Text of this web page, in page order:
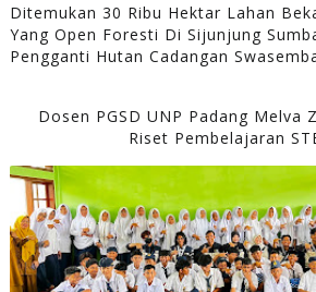
Ditemukan 30 Ribu Hektar Lahan
Yang Open Foresti Di Sijunjung
Pengganti Hutan Cadangan
Dosen PGSD UNP Padang Melva
Riset Pembelajaran